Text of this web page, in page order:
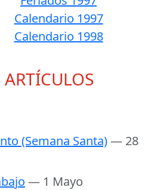
Calendario 1997
Calendario 1998
ARTÍCULOS
(Semana Santa)— 28
— 1 Mayo